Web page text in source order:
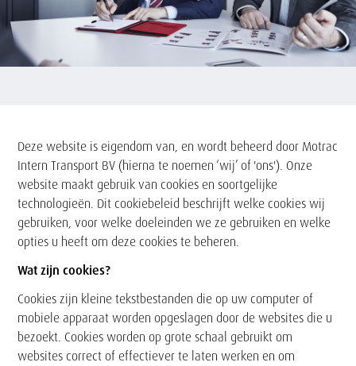
Tekst
Deze website is eigendom van, en wordt beheerd door Motrac
Intern Transport BV (hierna te noemen ‘wij’ of 'ons'). Onze
website maakt gebruik van cookies en soortgelijke
technologieën. Dit cookiebeleid beschrijft welke cookies wij
gebruiken, voor welke doeleinden we ze gebruiken en welke
opties u heeft om deze cookies te beheren.
Wat zijn cookies?
Cookies zijn kleine tekstbestanden die op uw computer of
mobiele apparaat worden opgeslagen door de websites die u
bezoekt. Cookies worden op grote schaal gebruikt om
websites correct of effectiever te laten werken en om